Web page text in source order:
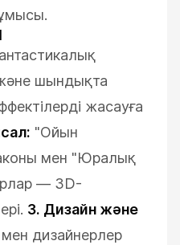
және шындықта
жасауға
"Ойын
мен "Юралық
— 3D-
3. Дизайн және
дизайнерлер